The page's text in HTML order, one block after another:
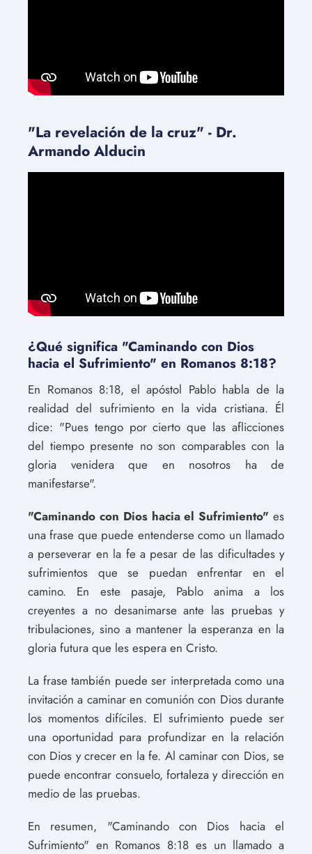
"La revelación de la cruz" - Dr.
Armando Alducin
¿Qué significa "Caminando con Dios
hacia el Sufrimiento" en Romanos 8:18?
En Romanos 8:18, el apóstol Pablo habla de la
realidad del sufrimiento en la vida cristiana. Él
dice: "Pues tengo por cierto que las aflicciones
del tiempo presente no son comparables con la
gloria venidera que en nosotros ha de
manifestarse".
"Caminando con Dios hacia el Sufrimiento" es
una frase que puede entenderse como un llamado
a perseverar en la fe a pesar de las dificultades y
sufrimientos que se puedan enfrentar en el
camino. En este pasaje, Pablo anima a los
creyentes a no desanimarse ante las pruebas y
tribulaciones, sino a mantener la esperanza en la
gloria futura que les espera en Cristo.
La frase también puede ser interpretada como una
invitación a caminar en comunión con Dios durante
los momentos difíciles. El sufrimiento puede ser
una oportunidad para profundizar en la relación
con Dios y crecer en la fe. Al caminar con Dios, se
puede encontrar consuelo, fortaleza y dirección en
medio de las pruebas.
En resumen, "Caminando con Dios hacia el
Sufrimiento" en Romanos 8:18 es un llamado a